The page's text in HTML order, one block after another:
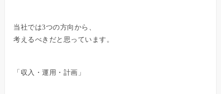
当社では3つの方向から、
考えるべきだと思っています。
「収入・運用・計画」